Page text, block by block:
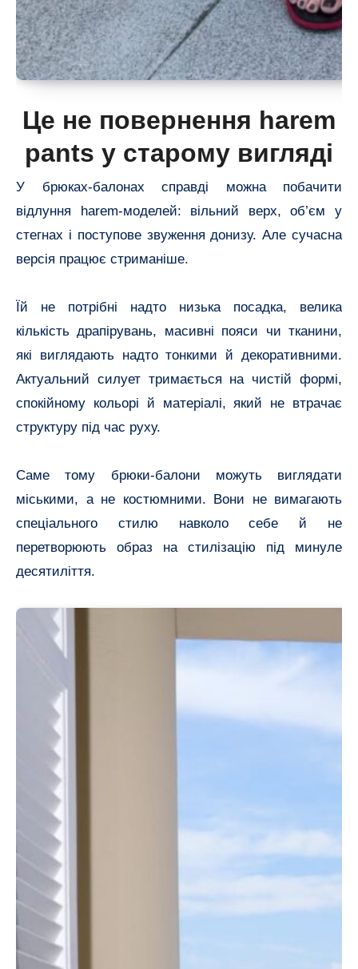
Це не повернення harem
pants у старому вигляді
У брюках-балонах справді можна побачити
відлуння harem-моделей: вільний верх, об’єм у
стегнах і поступове звуження донизу. Але сучасна
версія працює стриманіше.
Їй не потрібні надто низька посадка, велика
кількість драпірувань, масивні пояси чи тканини,
які виглядають надто тонкими й декоративними.
Актуальний силует тримається на чистій формі,
спокійному кольорі й матеріалі, який не втрачає
структуру під час руху.
Саме тому брюки-балони можуть виглядати
міськими, а не костюмними. Вони не вимагають
спеціального стилю навколо себе й не
перетворюють образ на стилізацію під минуле
десятиліття.